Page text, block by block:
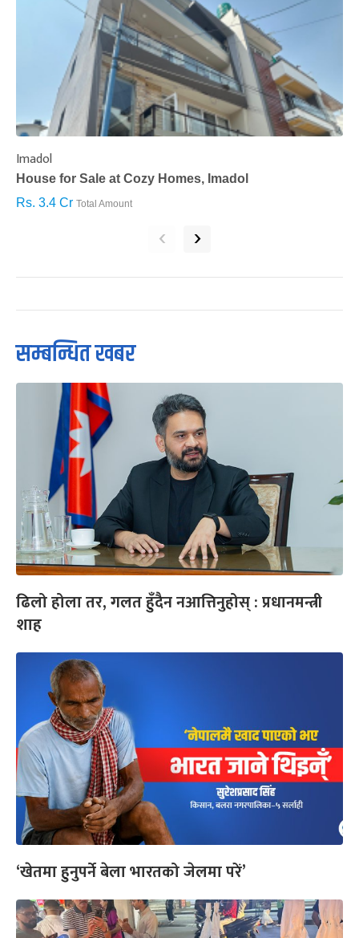
Imadol
House for Sale at Cozy Homes, Imadol
Rs. 3.4 Cr Total Amount
‹ ›
सम्बन्धित खबर
ढिलो होला तर, गलत हुँदैन नआत्तिनुहोस् : प्रधानमन्त्री
शाह
‘खेतमा हुनुपर्ने बेला भारतको जेलमा परें’